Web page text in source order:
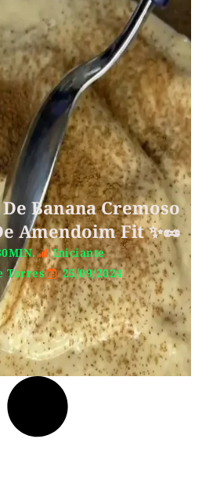
De Banana Cremoso
Amendoim Fit ✨🥜
Iniciante
Torres
25/09/2024